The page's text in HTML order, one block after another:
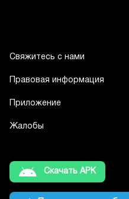
Свяжитесь с нами
Правовая информация
Приложение
Жалобы
Скачать APK